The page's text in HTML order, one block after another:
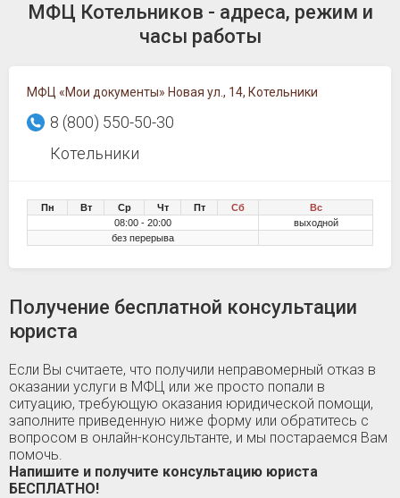
МФЦ Котельников - адреса, режим и
часы работы
МФЦ «Мои документы» Новая ул., 14, Котельники
8 (800) 550-50-30
Котельники
Пн Вт Ср Чт Пт Сб
Вс
08:00 - 20:00
выходной
без перерыва
Получение бесплатной консультации
юриста
Если Вы считаете, что получили неправомерный отказ в
оказании услуги в МФЦ или же просто попали в
ситуацию, требующую оказания юридической помощи,
заполните приведенную ниже форму или обратитесь с
вопросом в онлайн-консультанте, и мы постараемся Вам
помочь.
Напишите и получите консультацию юриста
БЕСПЛАТНО!